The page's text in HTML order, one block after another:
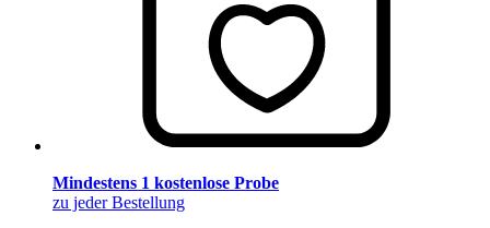
Mindestens 1 kostenlose Probe
zu jeder Bestellung